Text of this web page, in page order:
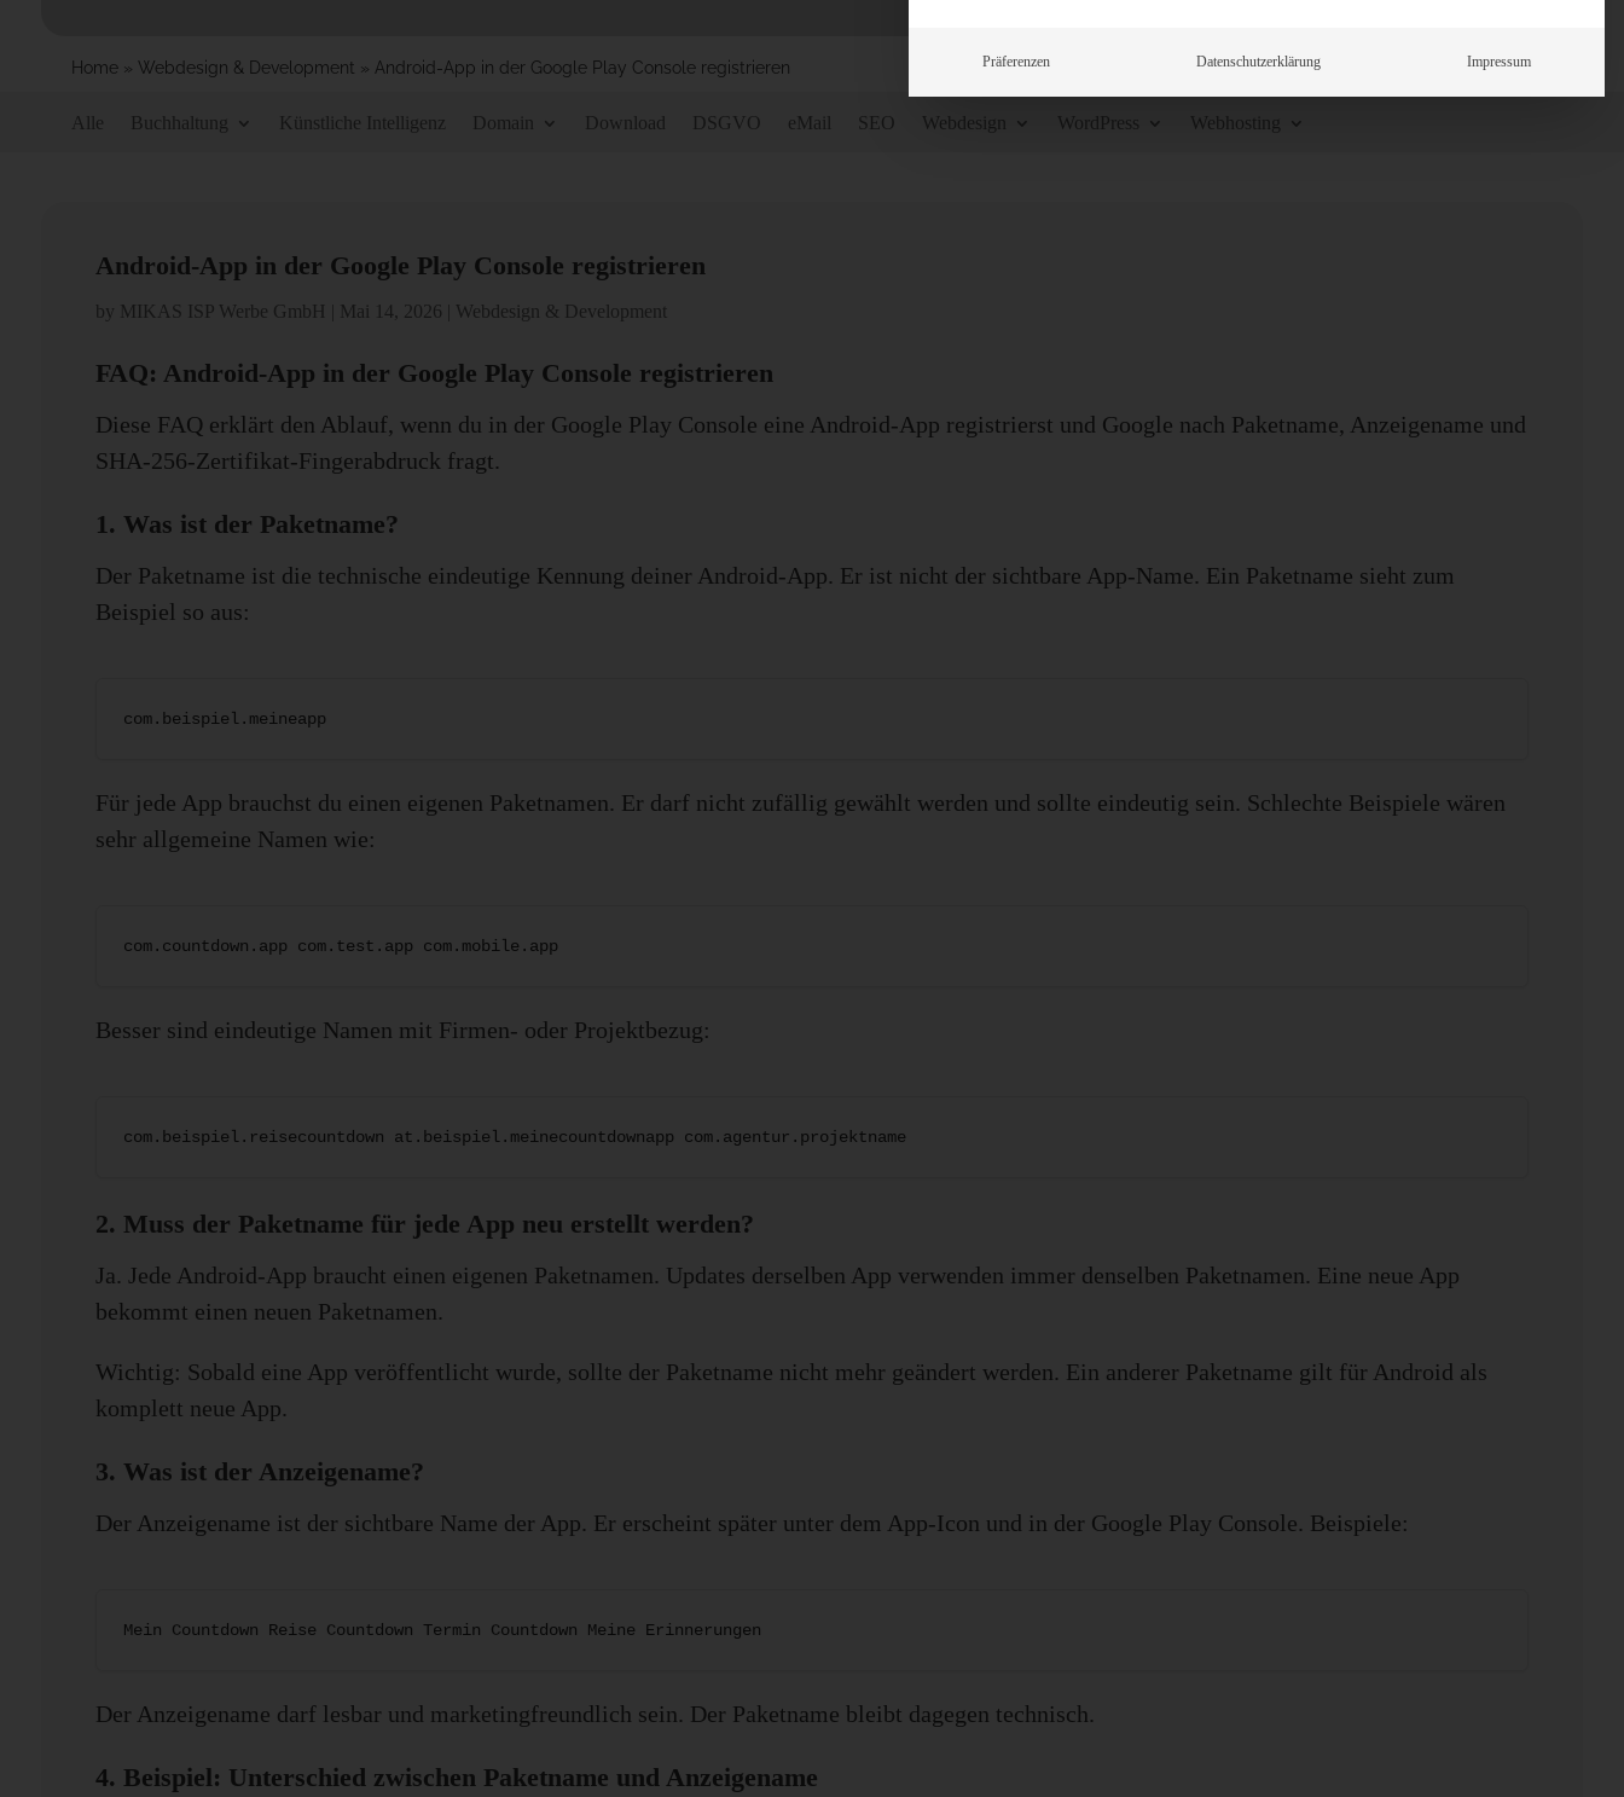
Home» Webdesign & Development » Android-App in der Google Play Console registrieren
Alle Buchhaltung Künstliche Intelligenz Domain Download DSGVO eMail SEO Webdesign WordPress Webhosting
Android-App in der Google Play Console registrieren
by MIKAS ISP Werbe GmbH Mai 14, 2026 Webdesign & Development
FAQ: Android-App in der Google Play Console registrieren
Diese FAQ erklärt den Ablauf, wenn du in der Google Play Console eine Android-App registrierst und Google nach Paketname, Anzeigename und
SHA-256-Zertifikat-Fingerabdruck fragt.
1. Was ist der Paketname?
Der Paketname ist die technische eindeutige Kennung deiner Android-App. Er ist nicht der sichtbare App-Name. Ein Paketname sieht zum
Beispiel so aus:
com.beispiel.meineapp
Für jede App brauchst du einen eigenen Paketnamen. Er darf nicht zufällig gewählt werden und sollte eindeutig sein. Schlechte Beispiele wären
sehr allgemeine Namen wie:
com.countdown.app com.test.app com.mobile.app
Besser sind eindeutige Namen mit Firmen- oder Projektbezug:
com.beispiel.reisecountdown at.beispiel.meinecountdownapp com.agentur.projektname
2. Muss der Paketname für jede App neu erstellt werden?
Ja. Jede Android-App braucht einen eigenen Paketnamen. Updates derselben App verwenden immer denselben Paketnamen. Eine neue App
bekommt einen neuen Paketnamen.
Wichtig: Sobald eine App veröffentlicht wurde, sollte der Paketname nicht mehr geändert werden. Ein anderer Paketname gilt für Android als
komplett neue App.
3. Was ist der Anzeigename?
Der Anzeigename ist der sichtbare Name der App. Er erscheint später unter dem App-Icon und in der Google Play Console. Beispiele:
Mein Countdown Reise Countdown Termin Countdown Meine Erinnerungen
Der Anzeigename darf lesbar und marketingfreundlich sein. Der Paketname bleibt dagegen technisch.
4. Beispiel: Unterschied zwischen Paketname und Anzeigename
Präferenzen Datenschutzerklärung Impressum